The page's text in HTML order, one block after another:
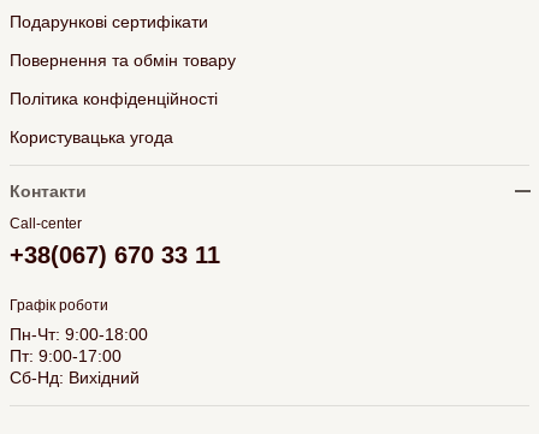
Подарункові сертифікати
Повернення та обмін товару
Політика конфіденційності
Користувацька угода
Контакти
Call-center
+38(067) 670 33 11
Графік роботи
Пн-Чт: 9:00-18:00
Пт: 9:00-17:00
Сб-Нд: Вихідний